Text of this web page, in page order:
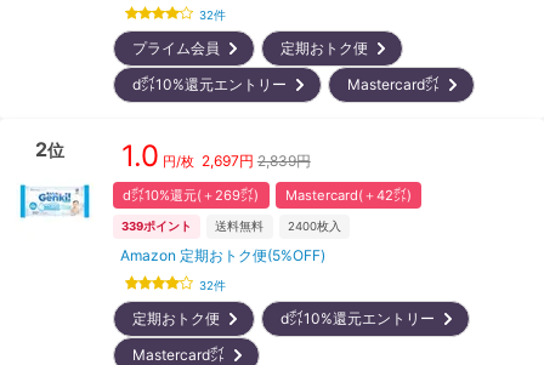
32件
プライム会員
定期おトク便
d㌽10%還元エントリー
Mastercard㌽
2位 1.0 円/枚 2,697円 2,839円
d㌽10%還元(＋269㌽) Mastercard(＋42㌽)
339ポイント 送料無料 2400枚入
Amazon 定期おトク便(5%OFF)
32件
定期おトク便
d㌽10%還元エントリー
Mastercard㌽